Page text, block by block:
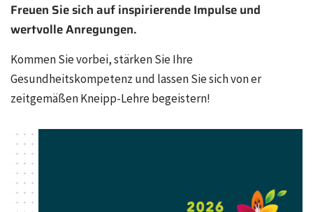
Freuen Sie sich auf inspirierende Impulse und
wertvolle Anregungen.
Kommen Sie vorbei, stärken Sie Ihre
Gesundheitskompetenz und lassen Sie sich von er
zeitgemäßen Kneipp-Lehre begeistern!